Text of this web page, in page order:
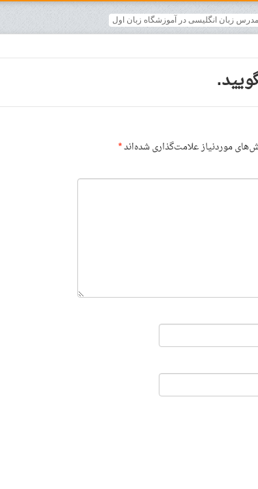
مدرس زبان انگلیسی در آموزشگاه زبان اول
موردنیاز علامت‌گذاری شده‌اند*